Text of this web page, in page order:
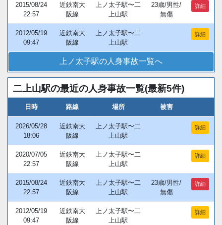
2015/08/24
22:57
近鉄南大
阪線
上ノ太子駅〜二
上山駅
23歳/男性/
無傷
詳細
2012/05/19
09:47
近鉄南大
阪線
上ノ太子駅〜二
上山駅
詳細
上ノ太子駅の人身事故一覧へ
二上山駅の最近の人身事故一覧(最新5件)
日時 路線 場所 被害
2026/05/28
18:06
近鉄南大
阪線
上ノ太子駅〜二
上山駅
詳細
2020/07/05
22:57
近鉄南大
阪線
上ノ太子駅〜二
上山駅
詳細
2015/08/24
22:57
近鉄南大
阪線
上ノ太子駅〜二
上山駅
23歳/男性/
無傷
詳細
2012/05/19
09:47
近鉄南大
阪線
上ノ太子駅〜二
上山駅
詳細